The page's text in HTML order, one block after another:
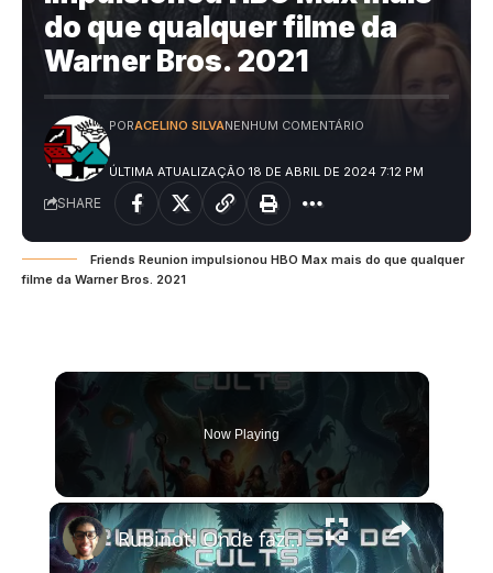
do que qualquer filme da
Warner Bros. 2021
ÚLTIMA ATUALIZAÇÃO 18 DE ABRIL DE 2024 7:12 PM
PORACELINO SILVANENHUM COMENTÁRIO
SHARE
Friends Reunion impulsionou HBO Max mais do que qualquer
filme da Warner Bros. 2021
Now Playing
×
Rubinot: Onde fazer a Task de Cults (Cult Believer)